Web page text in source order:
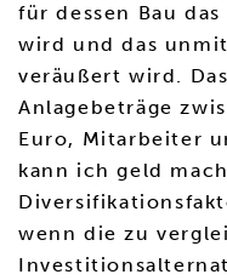
für dessen Bau
wird und das
veräußert wird.
Anlagebeträge
Euro, Mitarbeiter
kann ich geld
wenn die zu